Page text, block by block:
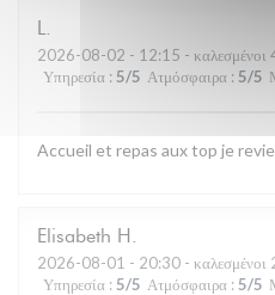
L
2026-08-02 - 12:15 - καλεσμένοι
Υπηρεσία : 5/5 Ατμόσφαιρα : 5/5
Accueil et repas aux top je
Elisabeth H
2026-08-01 - 20:30 - καλεσμένοι
Υπηρεσία : 5/5 Ατμόσφαιρα : 5/5